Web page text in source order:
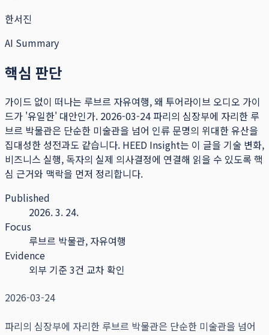
한서진
AI Summary
핵심 판단
가이드 없이 떠나는 루브르 자유여행, 왜 투어라이브 오디오 가이
드가 '유일한' 대안인가. 2026-03-24 파리의 심장부에 자리한 루
브르 박물관은 단순한 미술관을 넘어 인류 문명의 위대한 유산을
집대성한 성전과도 같습니다. HEED Insight는 이 글을 기술 변화,
비즈니스 실행, 독자의 실제 의사결정에 연결해 읽을 수 있도록 핵
심 근거와 맥락을 먼저 정리합니다.
Published
2026. 3. 24.
Focus
루브르 박물관, 자유여행
Evidence
외부 기준 3건 교차 확인
2026-03-24
파리의 심장부에 자리한 루브르 박물관은 단순한 미술관을 넘어